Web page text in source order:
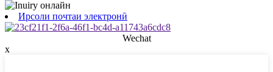
Ирсоли почтаи электронӣ
Wechat
x